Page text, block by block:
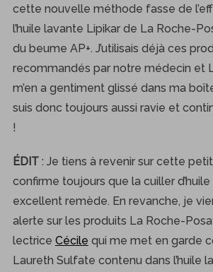
cette nouvelle méthode fasse de
l’huile lavante Lipikar de La Roche-
du beume AP+. J’utilisais déjà ces
recommandés par notre médecin et
m’en a gentiment glissé dans ma
suis donc toujours aussi ravie et
!
ÉDIT: Je tiens à revenir sur cette
confirme toujours que la cuiller
excellent remède. En revanche, je
alerte sur les produits La Roche-
lectrice Cécile qui me met en garde
Laureth Sulfate contenu dans l’huile